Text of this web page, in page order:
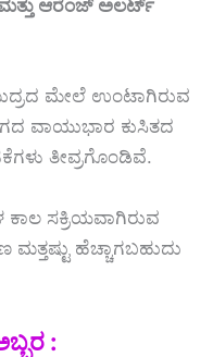
ಆರೆಂಜ್ ಅಲರ್ಟ್
ಮೇಲೆ ಉಂಟಾಗಿರುವ
ವಾಯುಭಾರ ಕುಸಿತದ
ತೀವ್ರಗೊಂಡಿವೆ.
ಕಾಲ ಸಕ್ರಿಯವಾಗಿರುವ
ಹೆಚ್ಚಾಗಬಹುದು
: